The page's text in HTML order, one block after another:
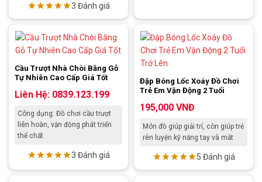
3 Đánh giá
Cầu Trượt Nhà Chòi Bằng Gỗ
Tự Nhiên Cao Cấp Giá Tốt
3 Đánh giá
Liên Hệ: 0839.123.199
Công dụng: Đồ chơi cầu trượt
liên hoàn, vận động phát triển
thể chất
Đập Bóng Lốc Xoáy Đồ Chơi
Trẻ Em Vận Động 2 Tuổi
5 Đánh giá
195,000 VNĐ
Món đồ giúp giải trí, còn giúp trẻ
rèn luyện kỹ năng tay và mắt